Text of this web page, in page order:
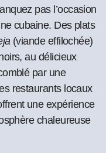
pas l’occasion
cubaine. Des plats
(viande effilochée)
au délicieux
par une
restaurants locaux
une expérience
chaleureuse